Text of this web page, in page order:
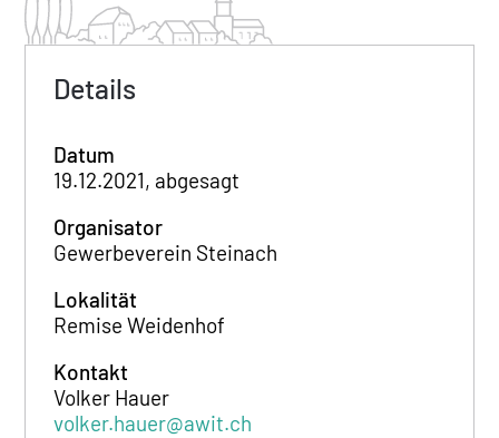
Details
Datum
19.12.2021, abgesagt
Organisator
Gewerbeverein Steinach
Lokalität
Remise Weidenhof
Kontakt
Volker Hauer
volker.hauer@awit.ch